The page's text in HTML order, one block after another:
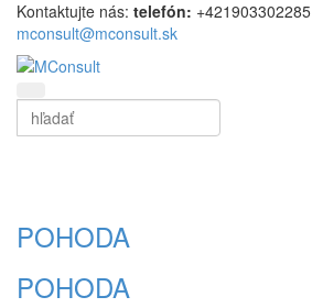
Kontaktujte nás: telefón: +421903302285
mconsult@mconsult.sk
Vyhľadať
Vyhľadať
POHODA
POHODA